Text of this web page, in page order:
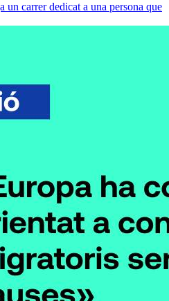
un carrer dedicat a una persona que